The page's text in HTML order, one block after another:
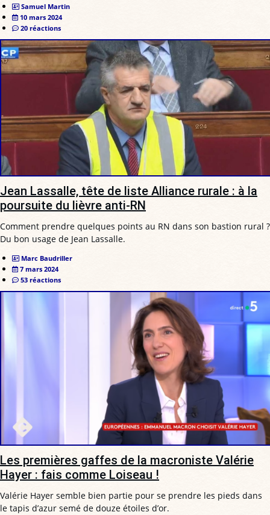
Samuel Martin
10 mars 2024
20 réactions
Jean Lassalle, tête de liste Alliance rurale : à la
poursuite du lièvre anti-RN
Comment prendre quelques points au RN dans son bastion rural ?
Du bon usage de Jean Lassalle.
Marc Baudriller
7 mars 2024
53 réactions
Les premières gaffes de la macroniste Valérie
Hayer : fais comme Loiseau !
Valérie Hayer semble bien partie pour se prendre les pieds dans
le tapis d’azur semé de douze étoiles d’or.